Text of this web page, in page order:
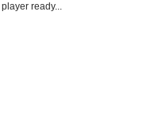
player ready...